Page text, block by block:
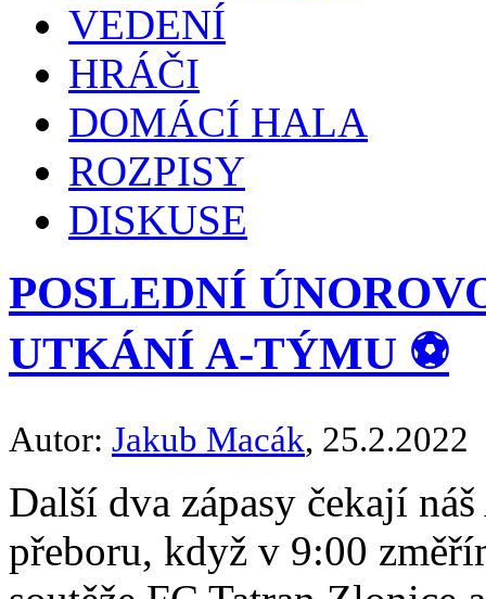
VEDENÍ
HRÁČI
DOMÁCÍ HALA
ROZPISY
DISKUSE
POSLEDNÍ
UTKÁNÍ A-TÝMU ⚽️
Autor: Jakub Macák, 25.2.2022
Další dva zápasy čekají
přeboru, když v 9:00